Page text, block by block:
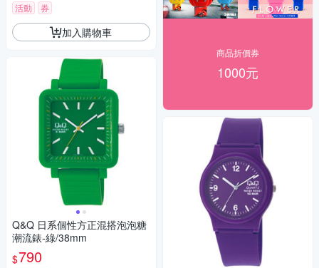
活動 券
加入購物車
Q&Q 日系個性方正混搭泡泡糖
潮流錶-綠/38mm
$790
商品折價券
1000元